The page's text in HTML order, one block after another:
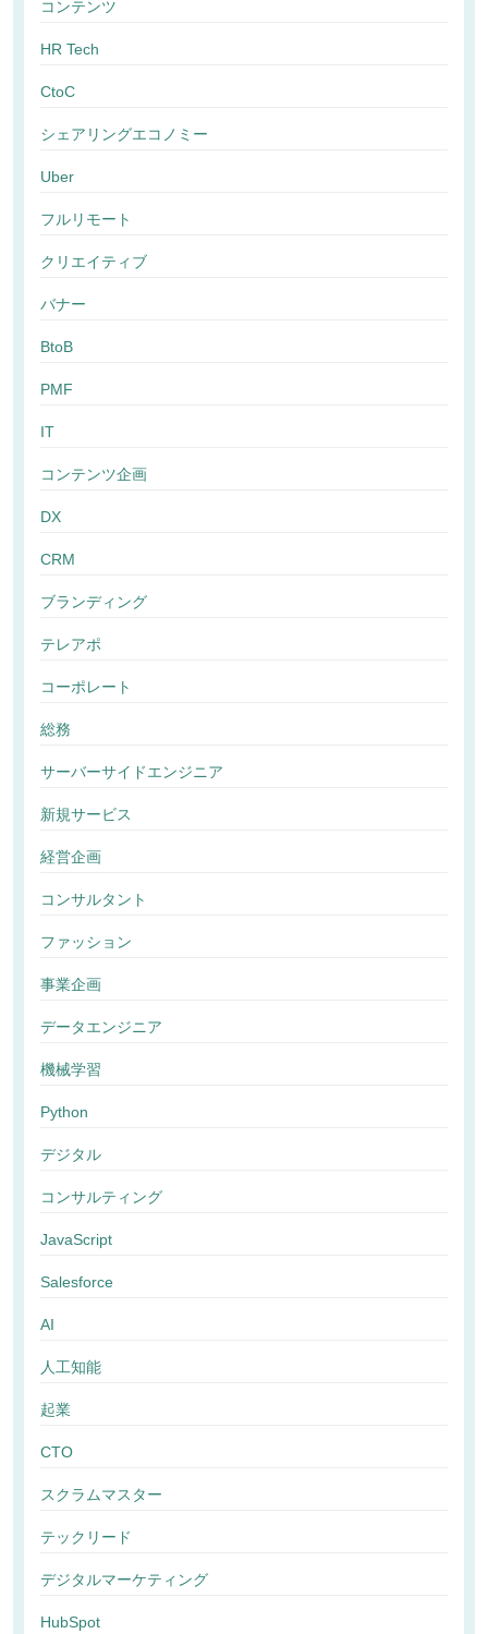
コンテンツ
HR Tech
CtoC
シェアリングエコノミー
Uber
フルリモート
クリエイティブ
バナー
BtoB
PMF
IT
コンテンツ企画
DX
CRM
ブランディング
テレアポ
コーポレート
総務
サーバーサイドエンジニア
新規サービス
経営企画
コンサルタント
ファッション
事業企画
データエンジニア
機械学習
Python
デジタル
コンサルティング
JavaScript
Salesforce
AI
人工知能
起業
CTO
スクラムマスター
テックリード
デジタルマーケティング
HubSpot